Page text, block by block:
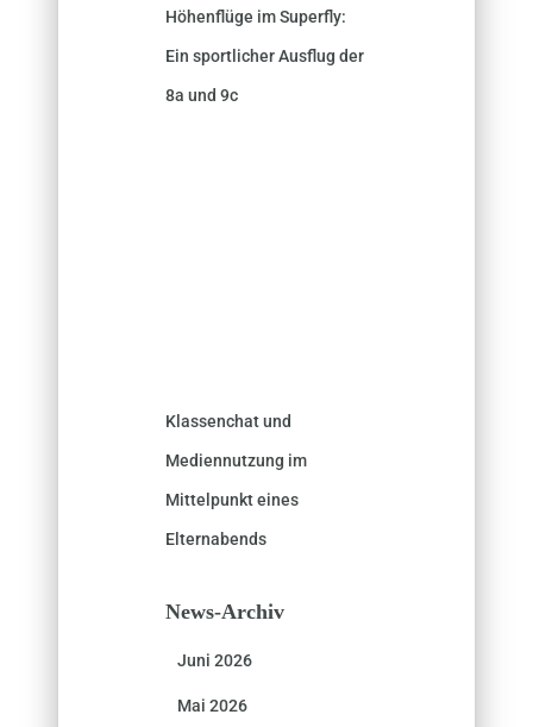
Höhenflüge im Superfly:
Ein sportlicher Ausflug der
8a und 9c
Klassenchat und
Mediennutzung im
Mittelpunkt eines
Elternabends
News-Archiv
Juni 2026
Mai 2026